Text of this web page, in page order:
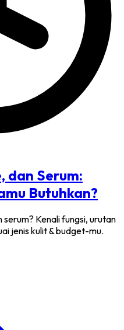
dan Serum:
Butuhkan?
Kenali fungsi, urutan
jenis kulit & budget-mu.